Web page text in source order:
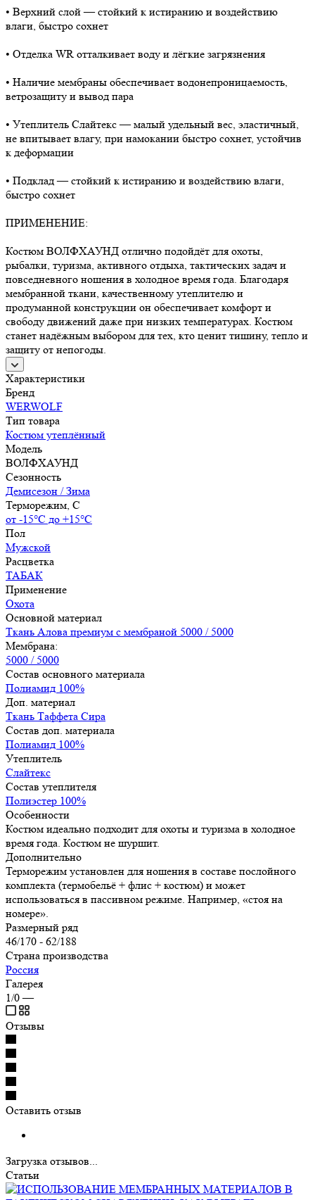
• Верхний слой — стойкий к истиранию и воздействию
влаги, быстро сохнет
• Отделка WR отталкивает воду и лёгкие загрязнения
• Наличие мембраны обеспечивает водонепроницаемость,
ветрозащиту и вывод пара
• Утеплитель Слайтекс — малый удельный вес, эластичный,
не впитывает влагу, при намокании быстро сохнет, устойчив
к деформации
• Подклад — стойкий к истиранию и воздействию влаги,
быстро сохнет
ПРИМЕНЕНИЕ:
Костюм ВОЛФХАУНД отлично подойдёт для охоты,
рыбалки, туризма, активного отдыха, тактических задач и
повседневного ношения в холодное время года. Благодаря
мембранной ткани, качественному утеплителю и
продуманной конструкции он обеспечивает комфорт и
свободу движений даже при низких температурах. Костюм
станет надёжным выбором для тех, кто ценит тишину, тепло и
защиту от непогоды.
Характеристики
Бренд
WERWOLF
Тип товара
Костюм утеплённый
Модель
ВОЛФХАУНД
Сезонность
Демисезон / Зима
Терморежим, C
от -15°С до +15°С
Пол
Мужской
Расцветка
ТАБАК
Применение
Охота
Основной материал
Ткань Алова премиум с мембраной 5000 / 5000
Мембрана:
5000 / 5000
Состав основного материала
Полиамид 100%
Доп. материал
Ткань Таффета Сира
Состав доп. материала
Полиамид 100%
Утеплитель
Слайтекс
Состав утеплителя
Полиэстер 100%
Особенности
Костюм идеально подходит для охоты и туризма в холодное
время года. Костюм не шуршит.
Дополнительно
Терморежим установлен для ношения в составе послойного
комплекта (термобельё + флис + костюм) и может
использоваться в пассивном режиме. Например, «стоя на
номере».
Размерный ряд
46/170 - 62/188
Страна производства
Россия
Галерея
1/0 —
Отзывы
Оставить отзыв
Загрузка отзывов...
Статьи